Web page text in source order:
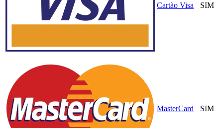
Cartão Visa SIM
MasterCard SIM